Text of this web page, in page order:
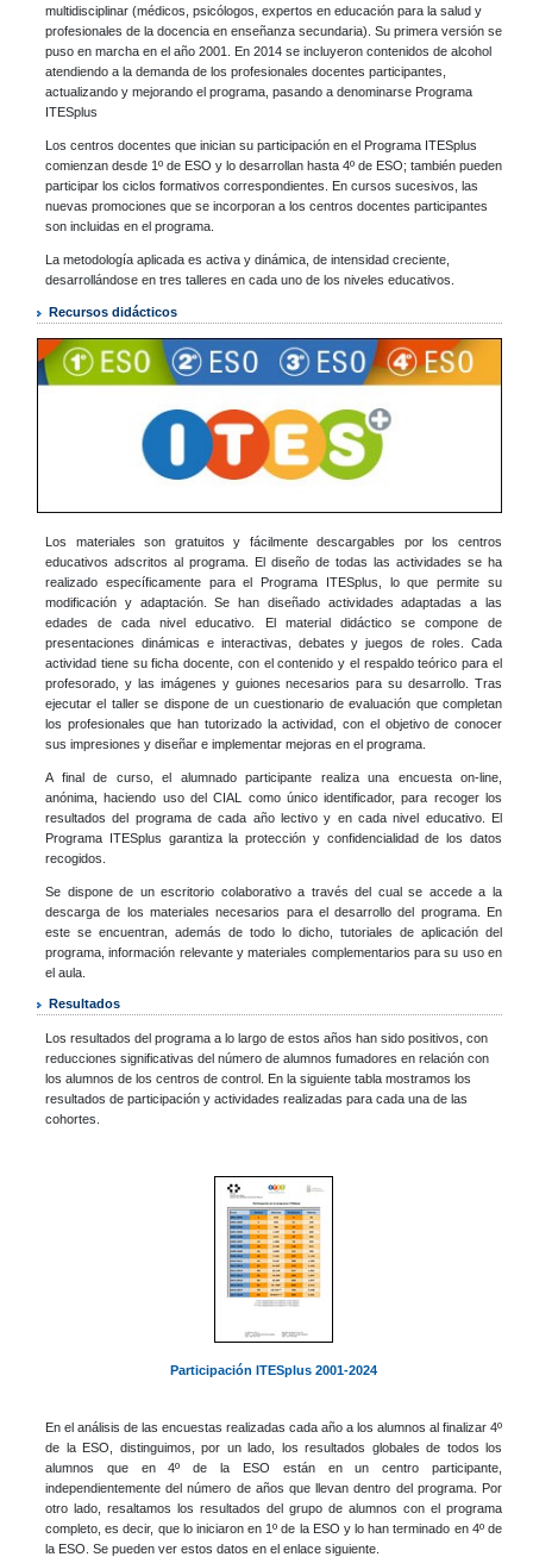
multidisciplinar (médicos, psicólogos, expertos en educación para la salud y
profesionales de la docencia en enseñanza secundaria). Su primera versión se
puso en marcha en el año 2001. En 2014 se incluyeron contenidos de alcohol
atendiendo a la demanda de los profesionales docentes participantes,
actualizando y mejorando el programa, pasando a denominarse Programa
ITESplus
Los centros docentes que inician su participación en el Programa ITESplus
comienzan desde 1º de ESO y lo desarrollan hasta 4º de ESO; también pueden
participar los ciclos formativos correspondientes. En cursos sucesivos, las
nuevas promociones que se incorporan a los centros docentes participantes
son incluidas en el programa.
La metodología aplicada es activa y dinámica, de intensidad creciente,
desarrollándose en tres talleres en cada uno de los niveles educativos.
Recursos didácticos
Los materiales son gratuitos y fácilmente descargables por los centros
educativos adscritos al programa. El diseño de todas las actividades se ha
realizado específicamente para el Programa ITESplus, lo que permite su
modificación y adaptación. Se han diseñado actividades adaptadas a las
edades de cada nivel educativo. El material didáctico se compone de
presentaciones dinámicas e interactivas, debates y juegos de roles. Cada
actividad tiene su ficha docente, con el contenido y el respaldo teórico para el
profesorado, y las imágenes y guiones necesarios para su desarrollo. Tras
ejecutar el taller se dispone de un cuestionario de evaluación que completan
los profesionales que han tutorizado la actividad, con el objetivo de conocer
sus impresiones y diseñar e implementar mejoras en el programa.
A final de curso, el alumnado participante realiza una encuesta on-line,
anónima, haciendo uso del CIAL como único identificador, para recoger los
resultados del programa de cada año lectivo y en cada nivel educativo. El
Programa ITESplus garantiza la protección y confidencialidad de los datos
recogidos.
Se dispone de un escritorio colaborativo a través del cual se accede a la
descarga de los materiales necesarios para el desarrollo del programa. En
este se encuentran, además de todo lo dicho, tutoriales de aplicación del
programa, información relevante y materiales complementarios para su uso en
el aula.
Resultados
Los resultados del programa a lo largo de estos años han sido positivos, con
reducciones significativas del número de alumnos fumadores en relación con
los alumnos de los centros de control. En la siguiente tabla mostramos los
resultados de participación y actividades realizadas para cada una de las
cohortes.
Participación ITESplus 2001-2024
En el análisis de las encuestas realizadas cada año a los alumnos al finalizar 4º
de la ESO, distinguimos, por un lado, los resultados globales de todos los
alumnos que en 4º de la ESO están en un centro participante,
independientemente del número de años que llevan dentro del programa. Por
otro lado, resaltamos los resultados del grupo de alumnos con el programa
completo, es decir, que lo iniciaron en 1º de la ESO y lo han terminado en 4º de
la ESO. Se pueden ver estos datos en el enlace siguiente.